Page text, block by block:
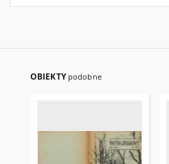
OBIEKTY podobne